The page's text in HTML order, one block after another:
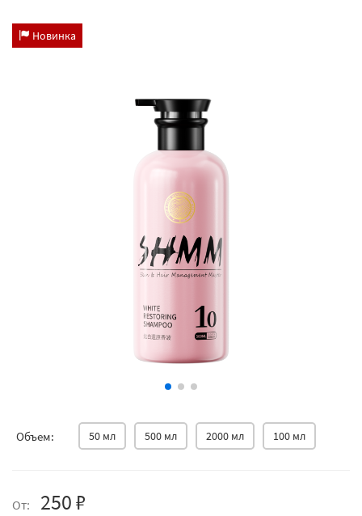
Новинка
Объем: 50 мл 500 мл 2000 мл 100 мл
От: 250 ₽